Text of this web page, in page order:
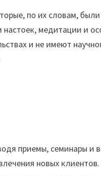
по их словам,
настоек, медитации и
и не имеют
приемы, семинары и
новых